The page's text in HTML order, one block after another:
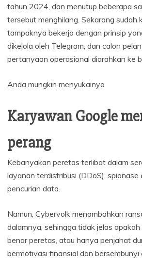
tahun 2024, dan menutup beberapa
tersebut menghilang. Sekarang sudah
tampaknya bekerja dengan prinsip
dikelola oleh Telegram, dan calon
pertanyaan operasional diarahkan ke
Anda mungkin menyukainya
Karyawan Google
perang
Kebanyakan peretas terlibat dalam
layanan terdistribusi (DDoS), spionase
pencurian data.
Namun, Cybervolk menambahkan
dalamnya, sehingga tidak jelas
benar peretas, atau hanya penjahat
bermotivasi finansial dan bersembunyi